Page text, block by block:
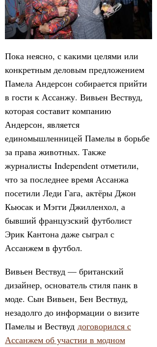
Пока неясно, с какими целями или
конкретным деловым предложением
Памела Андерсон собирается прийти
в гости к Ассанжу. Вивьен Вествуд,
которая составит компанию
Андерсон, является
единомышленницей Памелы в борьбе
за права животных. Также
журналисты Independent отметили,
что за последнее время Ассанжа
посетили Леди Гага, актёры Джон
Кьюсак и Мэгги Джилленхол, а
бывший французский футболист
Эрик Кантона даже сыграл с
Ассанжем в футбол.
Вивьен Вествуд — британский
дизайнер, основатель стиля панк в
моде. Сын Вивьен, Бен Вествуд,
незадолго до информации о визите
Памелы и Вествуд договорился с
Ассанжем об участии в модном